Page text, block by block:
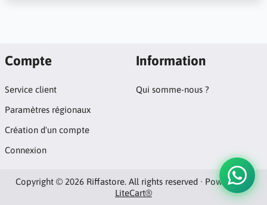
Compte
Service client
Paramètres régionaux
Création d'un compte
Connexion
Information
Qui somme-nous ?
Copyright © 2026 Riffastore. All rights reserved · Powered by
LiteCart®